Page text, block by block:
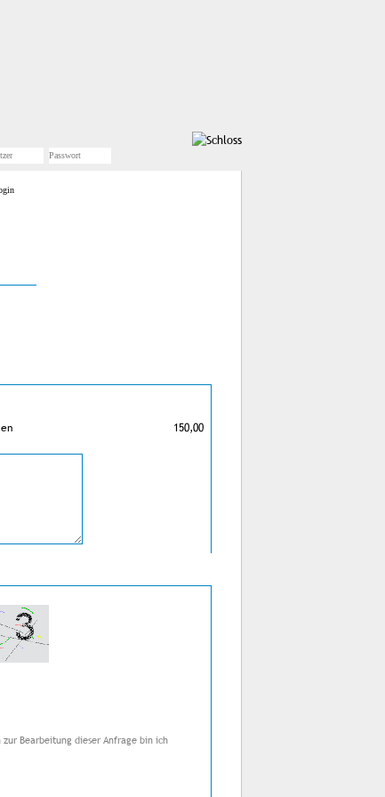
150,00
Bearbeitung dieser Anfrage bin ich